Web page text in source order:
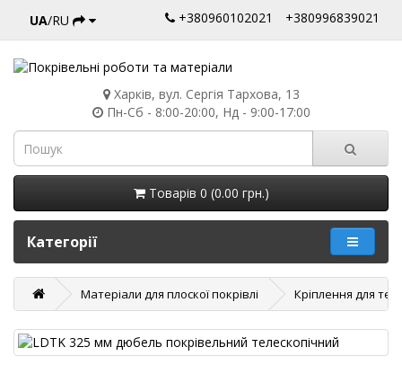
UA/RU +380960102021 +380996839021
Харків, вул. Сергія Тархова, 13
Пн-Сб - 8:00-20:00, Нд - 9:00-17:00
Товарів 0 (0.00 грн.)
Категорії
Матеріали для плоскої покрівлі Кріплення для